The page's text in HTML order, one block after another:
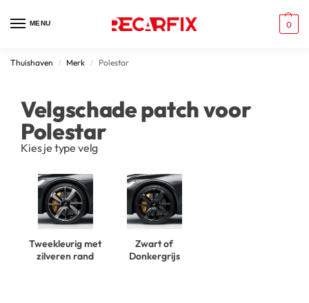
MENU 0
Thuishaven / Merk / Polestar
Velgschade patch voor
Polestar
Kies je type velg
Tweekleurig met
zilveren rand
Zwart of
Donkergrijs